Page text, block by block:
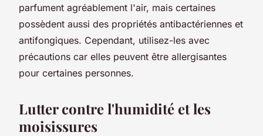
parfument agréablement l'air, mais certaines
possèdent aussi des propriétés antibactériennes et
antifongiques. Cependant, utilisez-les avec
précautions car elles peuvent être allergisantes
pour certaines personnes.
Lutter contre l'humidité et les
moisissures